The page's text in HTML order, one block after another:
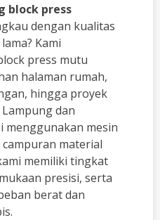
block press
dengan kualitas
Kami
press mutu
halaman rumah,
hingga proyek
dan
menggunakan mesin
material
memiliki tingkat
presisi, serta
berat dan